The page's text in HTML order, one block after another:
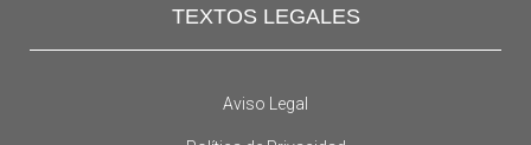
TEXTOS LEGALES
Aviso Legal